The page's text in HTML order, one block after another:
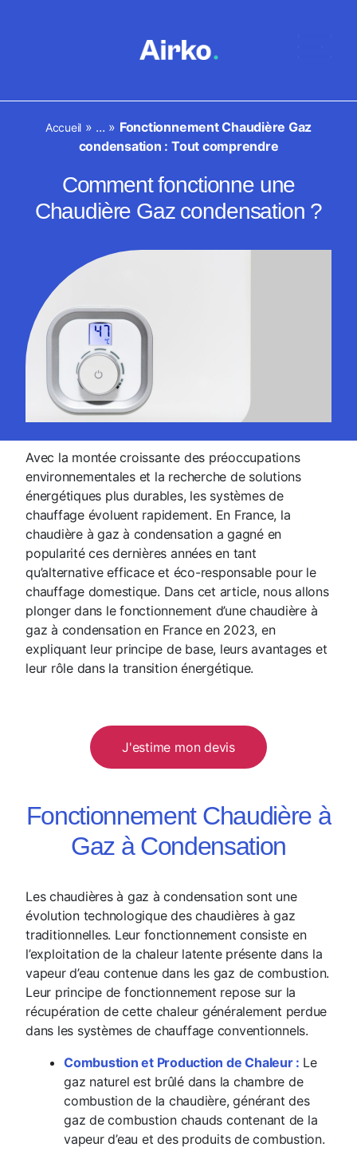
Accueil » ... » Fonctionnement Chaudière Gaz
condensation : Tout comprendre
Comment fonctionne une
Chaudière Gaz condensation ?
Avec la montée croissante des préoccupations
environnementales et la recherche de solutions
énergétiques plus durables, les systèmes de
chauffage évoluent rapidement. En France, la
chaudière à gaz à condensation a gagné en
popularité ces dernières années en tant
qu’alternative efficace et éco-responsable pour le
chauffage domestique. Dans cet article, nous allons
plonger dans le fonctionnement d’une chaudière à
gaz à condensation en France en 2023, en
expliquant leur principe de base, leurs avantages et
leur rôle dans la transition énergétique.
J'estime mon devis
Fonctionnement Chaudière à
Gaz à Condensation
Les chaudières à gaz à condensation sont une
évolution technologique des chaudières à gaz
traditionnelles. Leur fonctionnement consiste en
l’exploitation de la chaleur latente présente dans la
vapeur d’eau contenue dans les gaz de combustion.
Leur principe de fonctionnement repose sur la
récupération de cette chaleur généralement perdue
dans les systèmes de chauffage conventionnels.
Combustion et Production de Chaleur : Le
gaz naturel est brûlé dans la chambre de
combustion de la chaudière, générant des
gaz de combustion chauds contenant de la
vapeur d’eau et des produits de combustion.